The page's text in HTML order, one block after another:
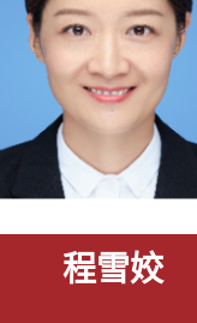
程雪姣